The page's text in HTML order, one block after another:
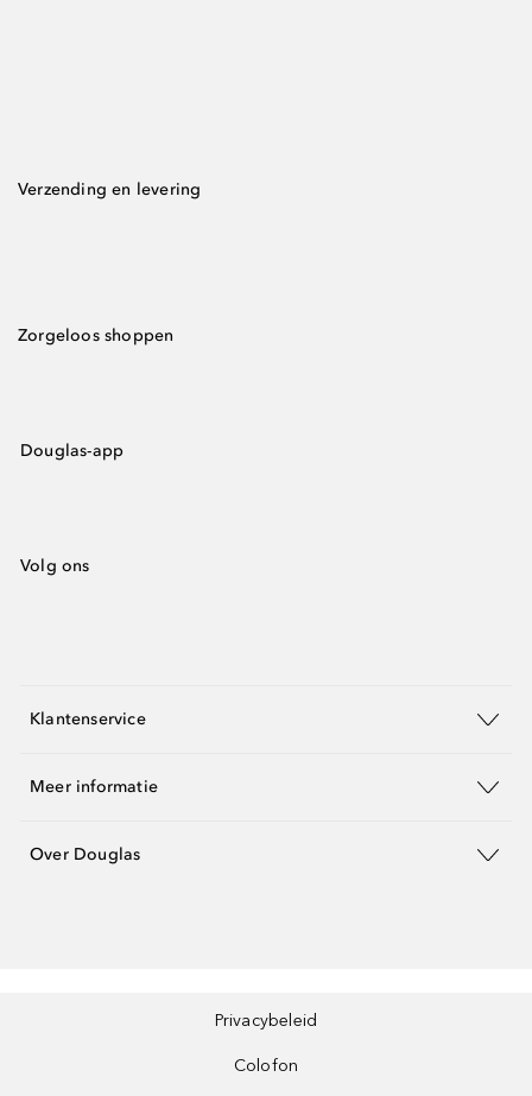
Verzending en levering
Zorgeloos shoppen
Douglas-app
Volg ons
Klantenservice
Meer informatie
Over Douglas
Privacybeleid
Colofon